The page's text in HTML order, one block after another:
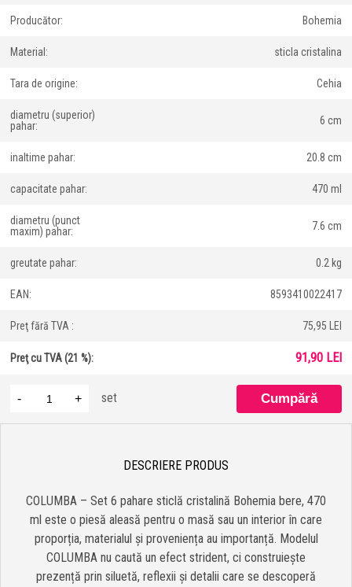
Producător: Bohemia
Material: sticla cristalina
Tara de origine: Cehia
diametru (superior)
pahar:
6 cm
inaltime pahar: 20.8 cm
capacitate pahar: 470 ml
diametru (punct
maxim) pahar:
7.6 cm
greutate pahar: 0.2 kg
EAN: 8593410022417
Preţ fără TVA : 75,95 LEI
Preţ cu TVA (21 %): 91,90 LEI
- + set
DESCRIERE PRODUS
COLUMBA – Set 6 pahare sticlă cristalină Bohemia bere, 470
ml este o piesă aleasă pentru o masă sau un interior în care
proporția, materialul și proveniența au importanță. Modelul
COLUMBA nu caută un efect strident, ci construiește
prezență prin siluetă, reflexii și detalii care se descoperă